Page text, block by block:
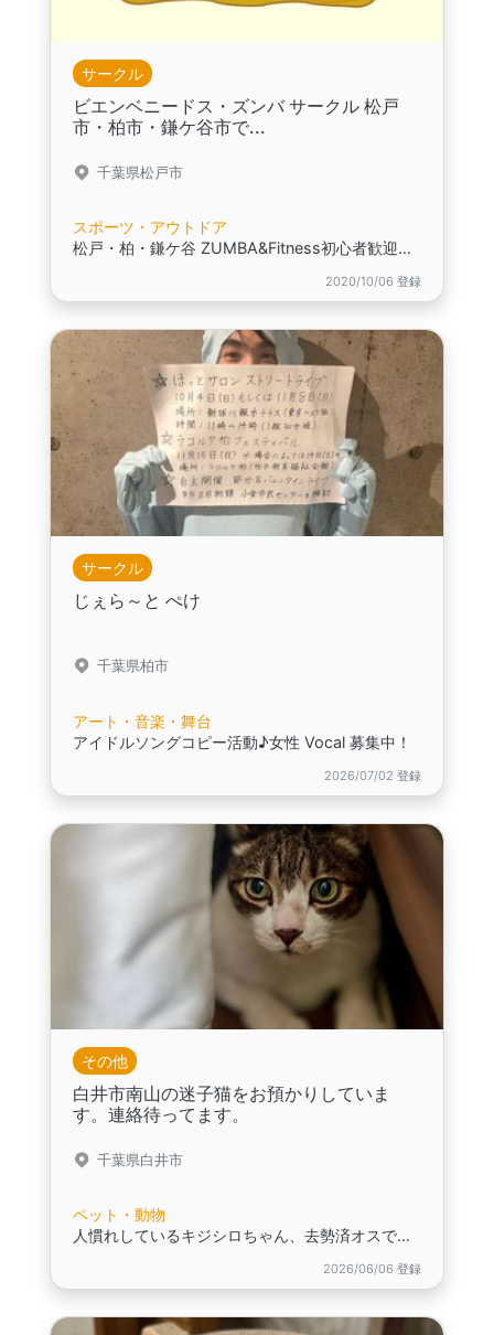
サークル
ビエンベニードス・ズンバ サークル 松戸
市・柏市・鎌ケ谷市で...
千葉県松戸市
スポーツ・アウトドア
松戸・柏・鎌ケ谷 ZUMBA&Fitness初心者歓迎！自由で楽しいサークル！
2020/10/06 登録
サークル
じぇら～と ぺけ
千葉県柏市
アート・音楽・舞台
アイドルソングコピー活動♪女性 Vocal 募集中！
2026/07/02 登録
その他
白井市南山の迷子猫をお預かりしていま
す。連絡待ってます。
千葉県白井市
ペット・動物
人慣れしているキジシロちゃん、去勢済オスです。,おとなしい性格です。さわれます。抱っこできます。,室内のにおいをかいでまわり、自分のお家を探している風
2026/06/06 登録